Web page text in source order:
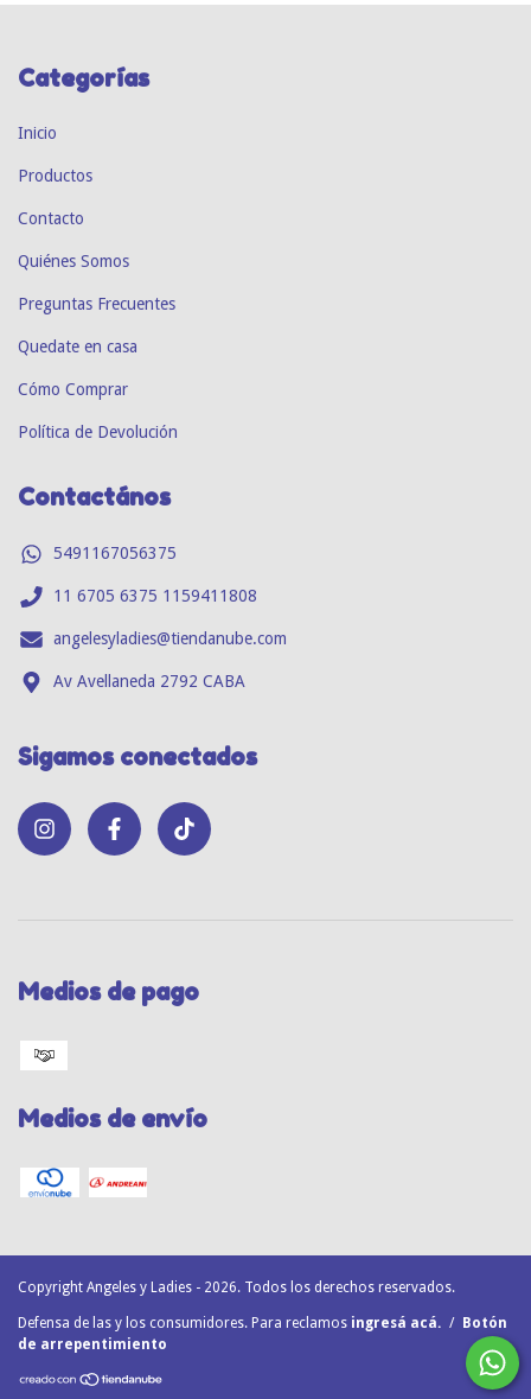
Categorías
Inicio
Productos
Contacto
Quiénes Somos
Preguntas Frecuentes
Quedate en casa
Cómo Comprar
Política de Devolución
Contactános
5491167056375
11 6705 6375 1159411808
angelesyladies@tiendanube.com
Av Avellaneda 2792 CABA
Sigamos conectados
Medios de pago
Medios de envío
Copyright Angeles y Ladies - 2026. Todos los derechos reservados.
Defensa de las y los consumidores. Para reclamos ingresá acá. / Botón
de arrepentimiento